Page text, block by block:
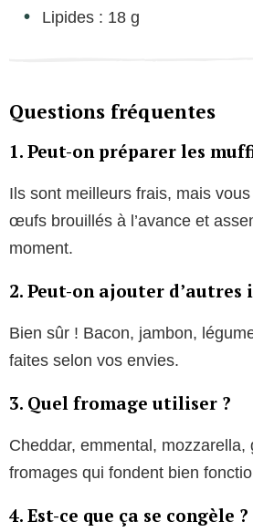
Lipides : 18 g
Questions fréquentes
1. Peut-on préparer les
Ils sont meilleurs frais, mais
œufs brouillés à l’avance et
moment.
2. Peut-on ajouter d’autres
Bien sûr ! Bacon, jambon,
faites selon vos envies.
3. Quel fromage utiliser ?
Cheddar, emmental,
fromages qui fondent bien
4. Est-ce que ça se congèle ?